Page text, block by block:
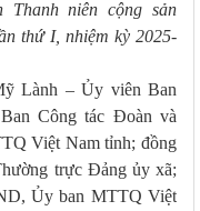
niên cộng sản
thứ I, nhiệm kỳ 2025-
Lành – Ủy viên Ban
Công tác Đoàn và
Việt Nam tỉnh; đồng
trực Đảng ủy xã;
Ủy ban MTTQ Việt